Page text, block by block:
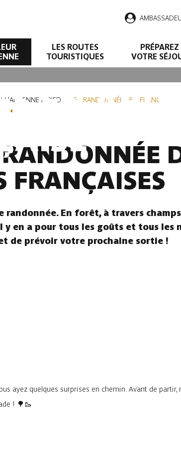
LES ROUTES
TOURISTIQUES
PRÉPAREZ
VOTRE
EN
L'ARDENNE À PIED LES RANDONNÉES EN FRANCE
FRANÇAISES
En forêt, à travers
en a pour tous les goûts et tous les
de prévoir votre prochaine sortie !
ayez quelques surprises en chemin. Avant de partir,
! 🌳🥾